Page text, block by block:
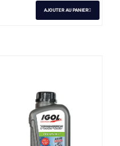
AJOUTER AU PANIER